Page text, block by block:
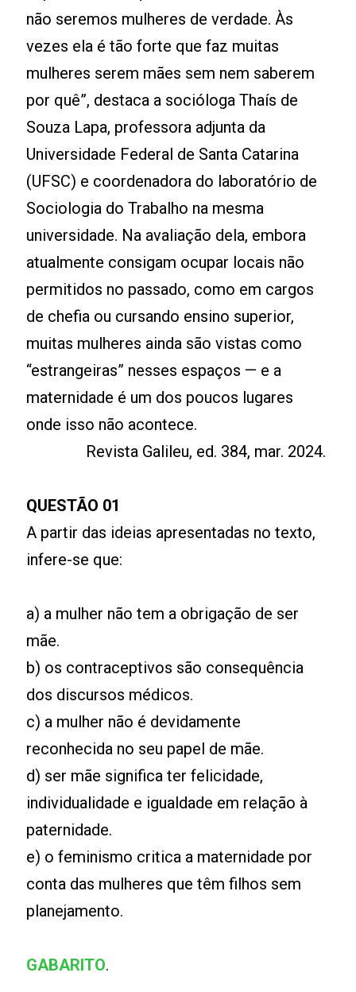
não seremos mulheres de verdade. Às
vezes ela é tão forte que faz muitas
mulheres serem mães sem nem saberem
por quê”, destaca a socióloga Thaís de
Souza Lapa, professora adjunta da
Universidade Federal de Santa Catarina
(UFSC) e coordenadora do laboratório de
Sociologia do Trabalho na mesma
universidade. Na avaliação dela, embora
atualmente consigam ocupar locais não
permitidos no passado, como em cargos
de chefia ou cursando ensino superior,
muitas mulheres ainda são vistas como
“estrangeiras” nesses espaços — e a
maternidade é um dos poucos lugares
onde isso não acontece.
Revista Galileu, ed. 384, mar. 2024.
QUESTÃO 01
A partir das ideias apresentadas no texto,
infere-se que:
a) a mulher não tem a obrigação de ser
mãe.
b) os contraceptivos são consequência
dos discursos médicos.
c) a mulher não é devidamente
reconhecida no seu papel de mãe.
d) ser mãe significa ter felicidade,
individualidade e igualdade em relação à
paternidade.
e) o feminismo critica a maternidade por
conta das mulheres que têm filhos sem
planejamento.
GABARITO.